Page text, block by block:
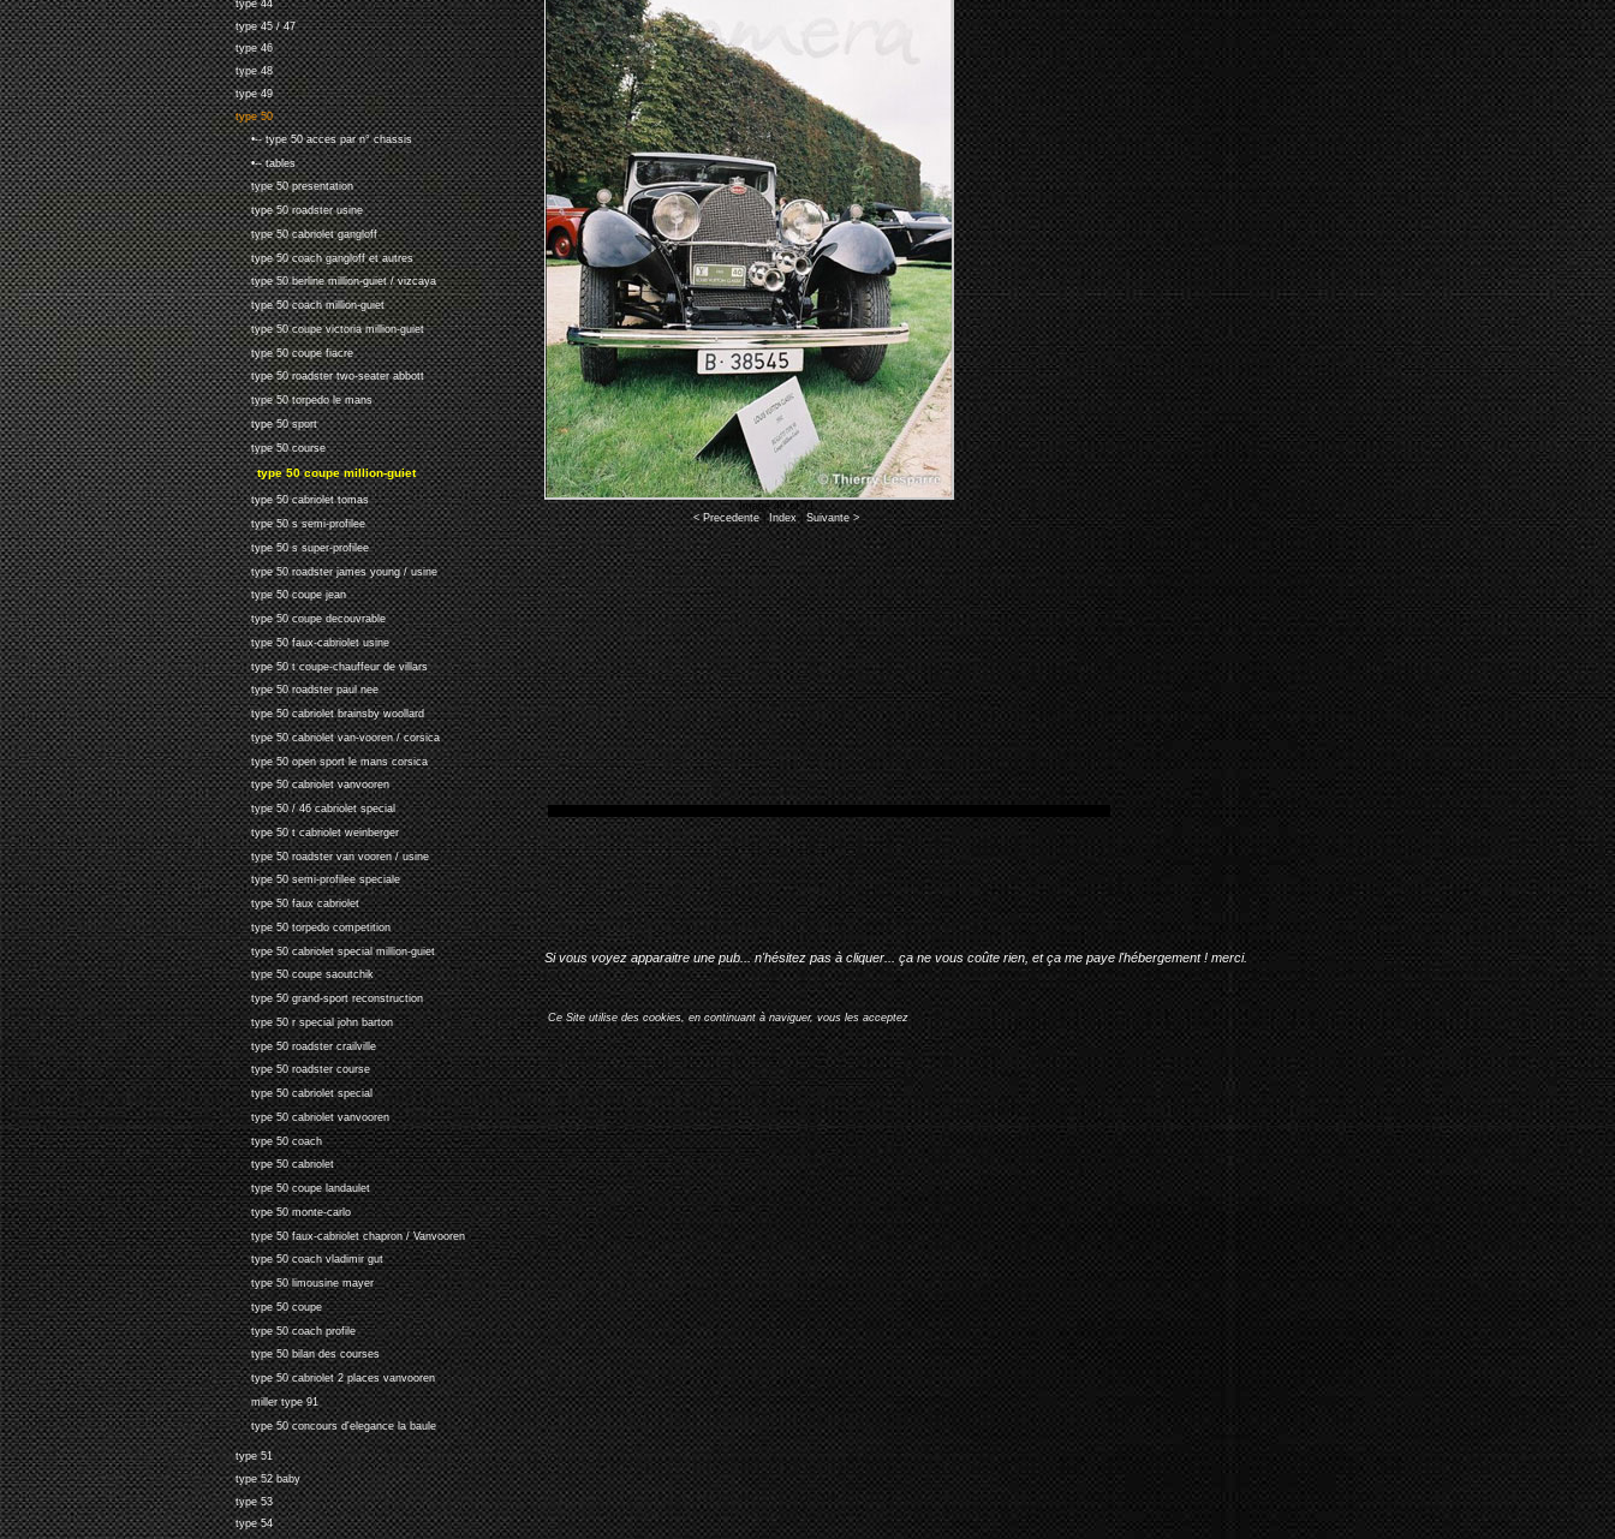
type 44
type 45 / 47
type 46
type 48
type 49
type 50
•-- type 50 acces par n° chassis
•-- tables
type 50 presentation
type 50 roadster usine
type 50 cabriolet gangloff
type 50 coach gangloff et autres
type 50 berline million-guiet / vizcaya
type 50 coach million-guiet
type 50 coupe victoria million-guiet
type 50 coupe fiacre
type 50 roadster two-seater abbott
type 50 torpedo le mans
type 50 sport
type 50 course
type 50 coupe million-guiet
type 50 cabriolet tomas
type 50 s semi-profilee
type 50 s super-profilee
type 50 roadster james young / usine
type 50 coupe jean
type 50 coupe decouvrable
type 50 faux-cabriolet usine
type 50 t coupe-chauffeur de villars
type 50 roadster paul nee
type 50 cabriolet brainsby woollard
type 50 cabriolet van-vooren / corsica
type 50 open sport le mans corsica
type 50 cabriolet vanvooren
type 50 / 46 cabriolet special
type 50 t cabriolet weinberger
type 50 roadster van vooren / usine
type 50 semi-profilee speciale
type 50 faux cabriolet
type 50 torpedo competition
type 50 cabriolet special million-guiet
type 50 coupe saoutchik
type 50 grand-sport reconstruction
type 50 r special john barton
type 50 roadster crailville
type 50 roadster course
type 50 cabriolet special
type 50 cabriolet vanvooren
type 50 coach
type 50 cabriolet
type 50 coupe landaulet
type 50 monte-carlo
type 50 faux-cabriolet chapron / Vanvooren
type 50 coach vladimir gut
type 50 limousine mayer
type 50 coupe
type 50 coach profile
type 50 bilan des courses
type 50 cabriolet 2 places vanvooren
miller type 91
type 50 concours d'elegance la baule
type 51
type 52 baby
type 53
type 54
Image 40 of 71
< Precedente| Index|Suivante >
Si vous voyez apparaitre une pub... n'hésitez pas à cliquer... ça ne vous coûte rien, et ça me paye l'hébergement ! merci.
Ce Site utilise des cookies, en continuant à naviguer, vous les acceptez